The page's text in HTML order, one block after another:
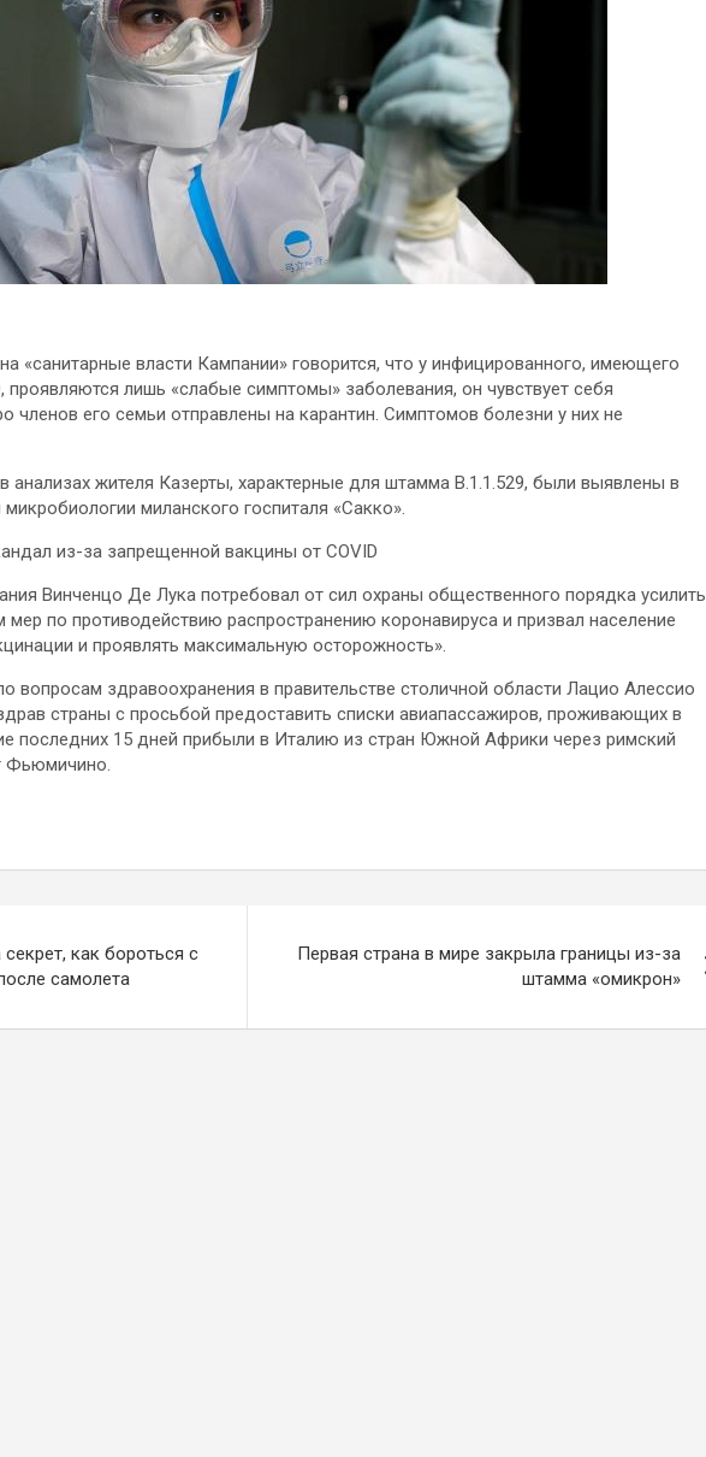
«санитарные власти Кампании» говорится, что у инфицированного, имеющего
проявляются лишь «слабые симптомы» заболевания, он чувствует себя
членов его семьи отправлены на карантин. Симптомов болезни у них не
анализах жителя Казерты, характерные для штамма В.1.1.529, были выявлены в
миланского госпиталя «Сакко».
из-за запрещенной вакцины от COVID
Винченцо Де Лука потребовал от сил охраны общественного порядка усилить
по противодействию распространению коронавируса и призвал население
и проявлять максимальную осторожность».
вопросам здравоохранения в правительстве столичной области Лацио Алессио
страны с просьбой предоставить списки авиапассажиров, проживающих в
последних 15 дней прибыли в Италию из стран Южной Африки через римский
Фьюмичино.
как бороться с
самолета
Первая страна в мире закрыла границы из-за
штамма «омикрон»